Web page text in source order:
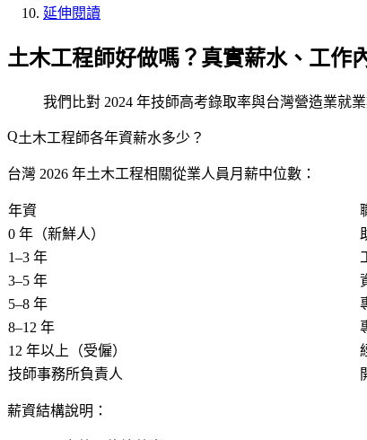
延伸閱讀
土木工程師好做嗎？真實薪水、工作
我們比對 2024 年技師高考錄取率與台灣營造業就
土木工程師各年資薪水多少？
台灣 2026 年土木工程相關從業人員月薪中位數：
年資
0 年（新鮮人）
1–3 年
3–5 年
5–8 年
8–12 年
12 年以上（受僱）
技師事務所負責人
薪資結構說明：